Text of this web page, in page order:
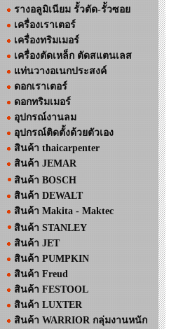
รางอลูมิเนียม รั้วตัด-รั้วซอย
เครื่องเราเตอร์
เครื่องทริมเมอร์
เครื่องตัดเหล็ก ตัดสแตนเลส
แท่นวางอเนกประสงค์
ดอกเราเตอร์
ดอกทริมเมอร์
อุปกรณ์งานลม
อุปกรณ์ติดตั้งด้วยตัวเอง
สินค้า thaicarpenter
สินค้า JEMAR
สินค้า BOSCH
สินค้า DEWALT
สินค้า Makita - Maktec
สินค้า STANLEY
สินค้า JET
สินค้า PUMPKIN
สินค้า Freud
สินค้า FESTOOL
สินค้า LUXTER
สินค้า WARRIOR กลุ่มงานหนัก